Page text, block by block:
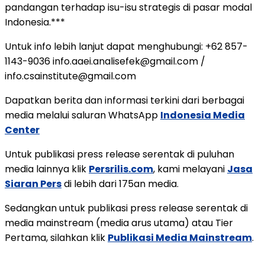
pandangan terhadapisu-isustrategisdi pasar modal
Indonesia.***
Untuk info lebih lanjut dapat menghubungi: +62 857-
1143-9036 info.aaei.analisefek@gmail.com /
info.csainstitute@gmail.com
Dapatkan berita dan informasi terkini dari berbagai
media melalui saluran WhatsApp Indonesia Media
Center
Untuk publikasi press release serentak di puluhan
media lainnya klik Persrilis.com, kami melayani Jasa
Siaran Persdi lebih dari 175an media.
Sedangkan untuk publikasi press release serentak di
media mainstream (media arus utama) atau Tier
Pertama, silahkan klik Publikasi Media Mainstream.